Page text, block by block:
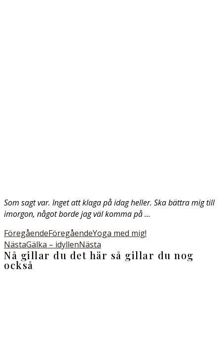
Som sagt var. Inget att klaga på idag heller. Ska bättra mig till
imorgon, något borde jag väl komma på …
FöregåendeFöregåendeYoga med mig!
NästaGälka – idyllenNästa
Nå gillar du det här så gillar du nog
också